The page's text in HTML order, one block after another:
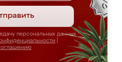
персональных данных